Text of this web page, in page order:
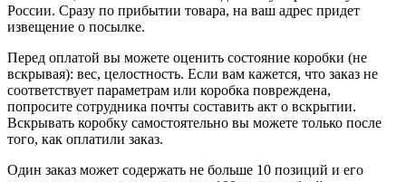
России. Сразу по прибытии товара, на ваш адрес придет
извещение о посылке.
Перед оплатой вы можете оценить состояние коробки (не
вскрывая): вес, целостность. Если вам кажется, что заказ не
соответствует параметрам или коробка повреждена,
попросите сотрудника почты составить акт о вскрытии.
Вскрывать коробку самостоятельно вы можете только после
того, как оплатили заказ.
Один заказ может содержать не больше 10 позиций и его